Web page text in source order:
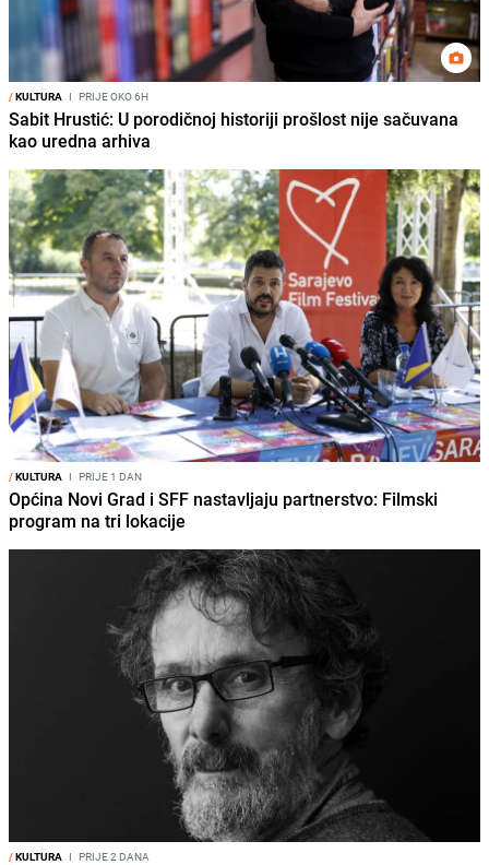
/KULTURA I PRIJE OKO 6H
Sabit Hrustić: U porodičnoj historiji prošlost nije sačuvana
kao uredna arhiva
/KULTURA I PRIJE 1 DAN
Općina Novi Grad i SFF nastavljaju partnerstvo: Filmski
program na tri lokacije
/KULTURA I PRIJE 2 DANA